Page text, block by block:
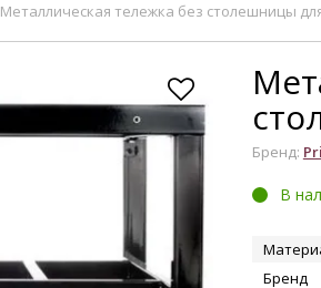
Металлическая тележка без столешницы
Бренд:
В
Бренд